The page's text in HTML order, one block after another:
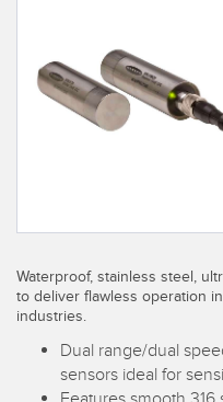
Capteurs photoélectriques
Mesure de distance laser
Capteurs à ultrasons
Amplificateurs à fibre optique
Fibres optiques
INTELLIGENTE
Appel de pièces, service ou
Surveillance du niveau des
Efficacité globale de
Surveillance des
Waterproof, stainless steel,
to deliver flawless operation
industries.
Dual range/dual
sensors ideal for